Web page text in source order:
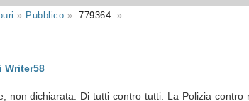
» Pubblico » 779364 »
Writer58
non dichiarata. Di tutti contro tutti. La Polizia